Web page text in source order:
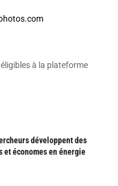
à la plateforme
développent des
et économes en énergie